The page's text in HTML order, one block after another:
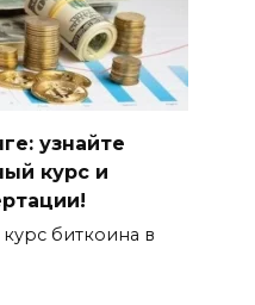
узнайте
курс и
биткоина в